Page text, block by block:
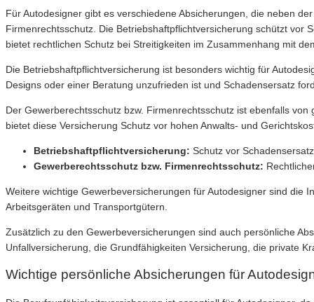
Für Autodesigner gibt es verschiedene Absicherungen, die neben
Firmenrechtsschutz. Die Betriebshaftpflichtversicherung schützt vor
bietet rechtlichen Schutz bei Streitigkeiten im Zusammenhang mit
Die Betriebshaftpflichtversicherung ist besonders wichtig für
Designs oder einer Beratung unzufrieden ist und Schadensersatz
Der Gewerberechtsschutz bzw. Firmenrechtsschutz ist ebenfalls
bietet diese Versicherung Schutz vor hohen Anwalts- und
Betriebshaftpflichtversicherung: Schutz vor
Gewerberechtsschutz bzw. Firmenrechtsschutz:
Weitere wichtige Gewerbeversicherungen für Autodesigner sind die
Arbeitsgeräten und Transportgütern.
Zusätzlich zu den Gewerbeversicherungen sind auch persönliche
Unfallversicherung, die Grundfähigkeiten Versicherung, die private
Wichtige persönliche Absicherungen für